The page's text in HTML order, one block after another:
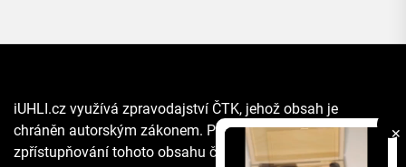
✕
iUHLI.cz využívá zpravodajství ČTK, jehož obsah je
chráněn autorským zákonem. Přepis, šíření či další
zpřístupňování tohoto obsahu či jeho části veřejnosti, a to